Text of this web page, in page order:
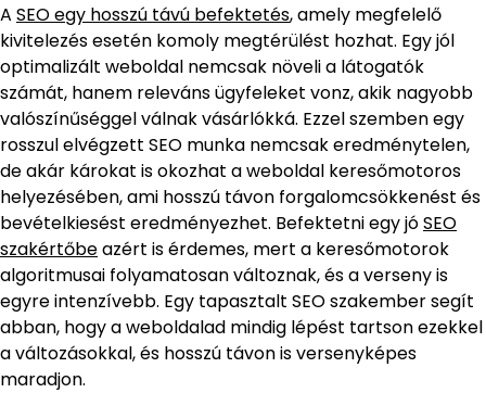
A SEO egy hosszú távú befektetés, amely megfelelő
kivitelezés esetén komoly megtérülést hozhat. Egy jól
optimalizált weboldal nemcsak növeli a látogatók
számát, hanem releváns ügyfeleket vonz, akik nagyobb
valószínűséggel válnak vásárlókká. Ezzel szemben egy
rosszul elvégzett SEO munka nemcsak eredménytelen,
de akár károkat is okozhat a weboldal keresőmotoros
helyezésében, ami hosszú távon forgalomcsökkenést és
bevételkiesést eredményezhet. Befektetni egy jóSEO
szakértőbeazért is érdemes, mert a keresőmotorok
algoritmusai folyamatosan változnak, és a verseny is
egyre intenzívebb. Egy tapasztalt SEO szakember segít
abban, hogy a weboldalad mindig lépést tartson ezekkel
a változásokkal, és hosszú távon is versenyképes
maradjon.